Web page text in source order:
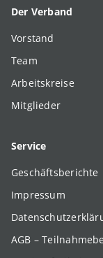
Der Verband
Vorstand
Team
Arbeitskreise
Mitglieder
Service
Geschäftsberichte
Impressum
AGB –